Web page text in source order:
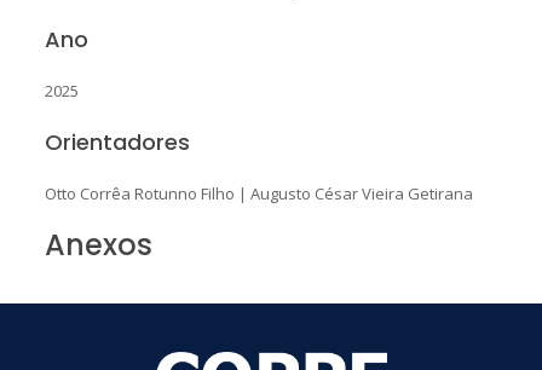
Ano
2025
Orientadores
Otto Corrêa Rotunno Filho | Augusto César Vieira Getirana
Anexos